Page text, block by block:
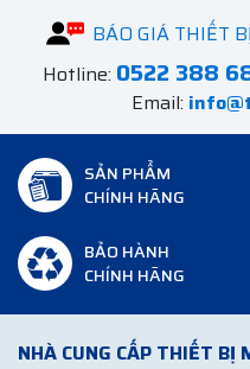
BÁO GIÁ THIẾT
Hotline: 0522 388
Email:
SẢN PHẨM
CHÍNH HÃNG
BẢO HÀNH
CHÍNH HÃNG
NHÀ CUNG CẤP THIẾT BỊ